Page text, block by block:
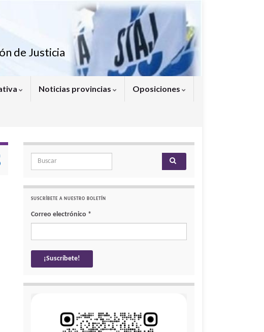
de Justicia
Noticias provincias Oposiciones
Search for:
SUSCRÍBETE A NUESTRO BOLETÍN
Correo electrónico *